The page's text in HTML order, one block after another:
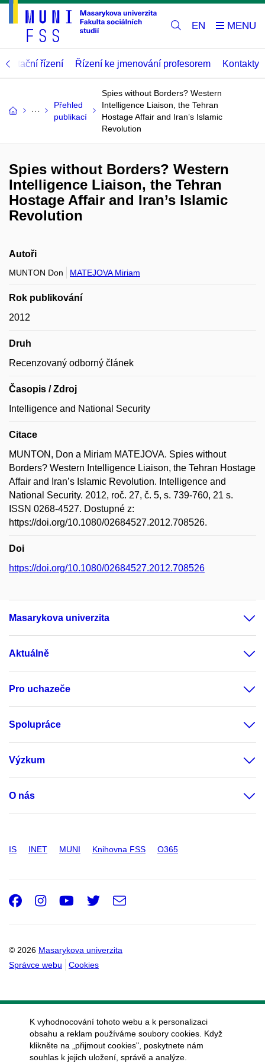
EN
řízení Řízení ke jmenování profesorem Kontakty
Přehled
publikací
Spies without Borders? Western
Intelligence Liaison, the Tehran
Hostage Affair and Iran’s Islamic
Revolution
Spies without Borders? Western
Intelligence Liaison, the Tehran
Hostage Affair and Iran’s Islamic
Revolution
Autoři
MUNTON Don MATEJOVA Miriam
Rok publikování
2012
Druh
Recenzovaný odborný článek
Časopis / Zdroj
Intelligence and National Security
Citace
MUNTON, Don a Miriam MATEJOVA. Spies without
Borders? Western Intelligence Liaison, the Tehran Hostage
Affair and Iran’s Islamic Revolution. Intelligence and
National Security. 2012, roč. 27, č. 5, s. 739-760, 21 s.
ISSN 0268-4527. Dostupné z:
https://doi.org/10.1080/02684527.2012.708526.
Doi
https://doi.org/10.1080/02684527.2012.708526
Masarykova univerzita
Aktuálně
Pro uchazeče
Spolupráce
Výzkum
O nás
IS INET MUNI Knihovna FSS O365
© 2026 Masarykova univerzita
Správce webu
Cookies
Facebook
Instagram
Youtube
Twitter
e-
K vyhodnocování tohoto webu a k personalizaci
obsahu a reklam používáme soubory cookies. Když
klikněte na „přijmout cookies", poskytnete nám
souhlas k jejich uložení, správě a analýze.